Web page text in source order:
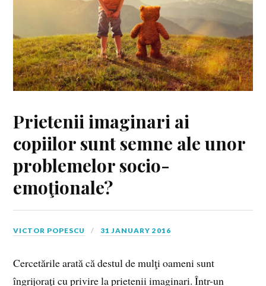
Prietenii imaginari ai
copiilor sunt semne ale unor
problemelor socio-
emoţionale?
VICTOR POPESCU 31 JANUARY 2016
Cercetările arată că destul de mulţi oameni sunt
îngrijoraţi cu privire la prietenii imaginari. Într-un